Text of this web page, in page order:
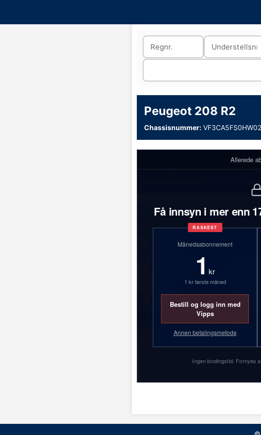
Peugeot 208 R2
Chassisnummer:
Allerede
Få innsyn i mer enn
RASKEST
Månedsabonnement
1 kr
1 kr første måned
Bestill og logg inn med
Vipps
Annen betalingsmetode
Ingen bindingstid. Fornyes
Peugeot 208 R2